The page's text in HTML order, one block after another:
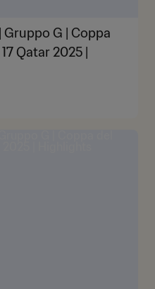
G | Coppa
Qatar 2025 |